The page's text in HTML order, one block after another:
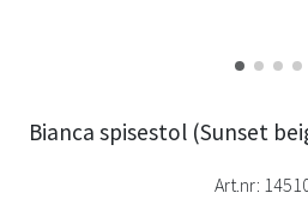
Bianca spisestol (Sunset
Art.nr: